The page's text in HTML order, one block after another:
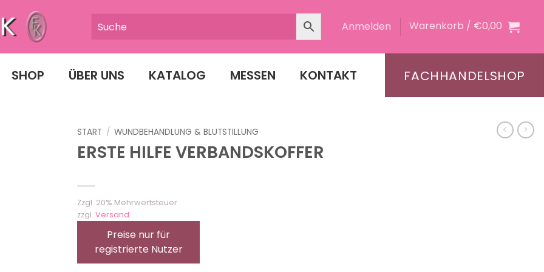
Anmelden Warenkorb / €0,00
SHOP ÜBER UNS KATALOG MESSEN KONTAKT FACHHANDELSHOP
START / WUNDBEHANDLUNG & BLUTSTILLUNG
ERSTE HILFE VERBANDSKOFFER
Zzgl. 20% Mehrwertsteuer
zzgl. Versand
Preise nur für
registrierte Nutzer